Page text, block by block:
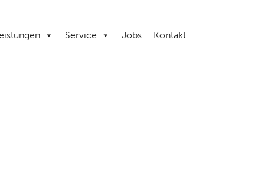
Service Jobs Kontakt